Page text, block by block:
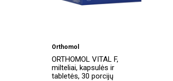
Orthomol
ORTHOMOL VITAL F,
milteliai, kapsulės ir
tabletės, 30 porcijų